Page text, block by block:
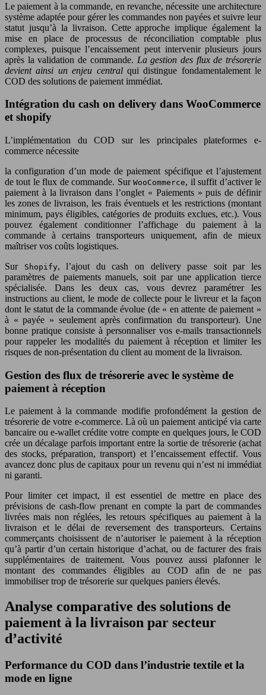
Le paiement à la commande, en revanche, nécessite une architecture
système adaptée pour gérer les commandes non payées et suivre leur
statut jusqu’à la livraison. Cette approche implique également la
mise en place de processus de réconciliation comptable plus
complexes, puisque l’encaissement peut intervenir plusieurs jours
après la validation de commande. La gestion des flux de trésorerie
devient ainsi un enjeu centralqui distingue fondamentalement le
COD des solutions de paiement immédiat.
Intégration du cash on delivery dans WooCommerce
et shopify
L’implémentation du COD sur les principales plateformes e-
commerce nécessite
la configuration d’un mode de paiement spécifique et l’ajustement
de tout le flux de commande. SurWooCommerce, il suffit d’activer le
paiement à la livraison dans l’onglet « Paiements » puis de définir
les zones de livraison, les frais éventuels et les restrictions (montant
minimum, pays éligibles, catégories de produits exclues, etc.). Vous
pouvez également conditionner l’affichage du paiement à la
commande à certains transporteurs uniquement, afin de mieux
maîtriser vos coûts logistiques.
Sur
Shopify, l’ajout du cash on delivery passe soit par les
paramètres de paiements manuels, soit par une application tierce
spécialisée. Dans les deux cas, vous devrez paramétrer les
instructions au client, le mode de collecte pour le livreur et la façon
dont le statut de la commande évolue (de « en attente de paiement »
à « payée » seulement après confirmation du transporteur). Une
bonne pratique consiste à personnaliser vos e-mails transactionnels
pour rappeler les modalités du paiement à réception et limiter les
risques de non-présentation du client au moment de la livraison.
Gestion des flux de trésorerie avec le système de
paiement à réception
Le paiement à la commande modifie profondément la gestion de
trésorerie de votre e-commerce. Là où un paiement anticipé via carte
bancaire ou e-wallet crédite votre compte en quelques jours, le COD
crée un décalage parfois important entre la sortie de trésorerie (achat
des stocks, préparation, transport) et l’encaissement effectif. Vous
avancez donc plus de capitaux pour un revenu qui n’est ni immédiat
ni garanti.
Pour limiter cet impact, il est essentiel de mettre en place des
prévisions de cash-flow prenant en compte la part de commandes
livrées mais non réglées, les retours spécifiques au paiement à la
livraison et le délai de reversement des transporteurs. Certains
commerçants choisissent de n’autoriser le paiement à la réception
qu’à partir d’un certain historique d’achat, ou de facturer des frais
supplémentaires de traitement. Vous pouvez aussi plafonner le
montant des commandes éligibles au COD afin de ne pas
immobiliser trop de trésorerie sur quelques paniers élevés.
Analyse comparative des solutions de
paiement à la livraison par secteur
d’activité
Performance du COD dans l’industrie textile et la
mode en ligne